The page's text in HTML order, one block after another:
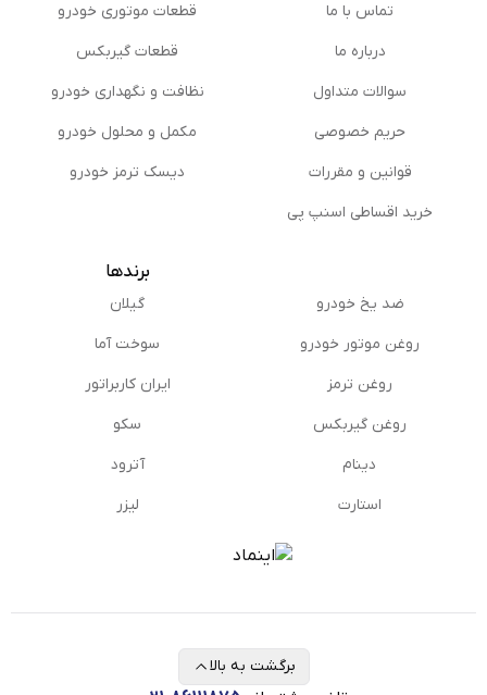
تماس با ما
درباره ما
سوالات متداول
حریم خصوصی
قوانین و مقررات
خرید اقساطی اسنپ پی
قطعات موتوری خودرو
قطعات گیربکس
نظافت و نگهداری خودرو
مكمل و محلول خودرو
دیسک ترمز خودرو
ضد یخ خودرو
روغن موتور خودرو
روغن ترمز
روغن گیربكس
دینام
استارت
برندها
گیلان
سوخت آما
ایران کاربراتور
سکو
آترود
لیزر
برگشت به بالا